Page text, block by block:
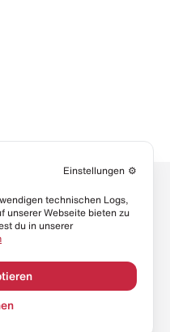
Links
Lexikon
Guide
Einstellungen ⚙️
technischen Logs,
unserer Webseite bieten zu
du in unserer